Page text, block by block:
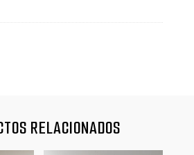
RELACIONADOS